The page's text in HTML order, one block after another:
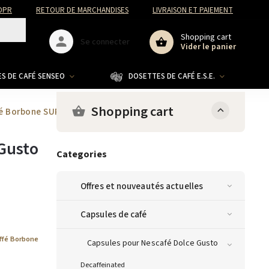
RETOUR DE MARCHANDISES LIVRAISON ET PAIEMENT
Shopping cart
Vider le panier
Se connecter
DE CAFÉ SENSEO DOSETTES DE CAFÉ E.S.E.
SUPERGINSENG pour Dolce Gusto 16 pcs
Shopping cart
Categories
Offres et nouveautés actuelles
Capsules de café
Capsules pour Nescafé Dolce Gusto
Decaffeinated
Borbone